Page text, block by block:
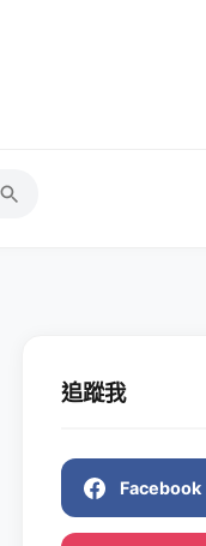
追蹤我
Facebook